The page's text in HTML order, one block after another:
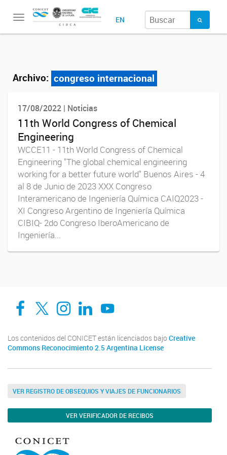
Toggle
EN
Archivo: congreso internacional
17/08/2022 | Noticias
11th World Congress of Chemical
Engineering
WCCE11 - 11th World Congress of Chemical
Engineering "The global chemical engineering
working for a better future world" Buenos Aires - 4
al 8 de Junio de 2023 XXX Congreso
Interamericano de Ingeniería Química CAIQ2023 -
XI Congreso Argentino de Ingeniería Química
CIBIQ- 2do Congreso IberoAmericano de
Ingeniería...
Facebook
Twitter
Instagram
Linkedin
YouTube
Los contenidos del CONICET están licenciados bajo Creative
Commons Reconocimiento 2.5 Argentina License
VER REGISTRO DE OBSEQUIOS Y VIAJES DE FUNCIONARIOS
VER VERIFICADOR DE RECIBOS